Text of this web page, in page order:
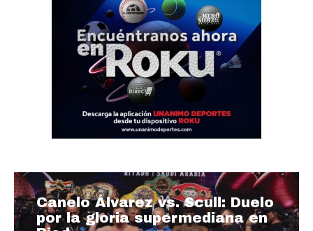
Canelo Álvarez vs. Scull: Duelo
por la gloria supermediana en